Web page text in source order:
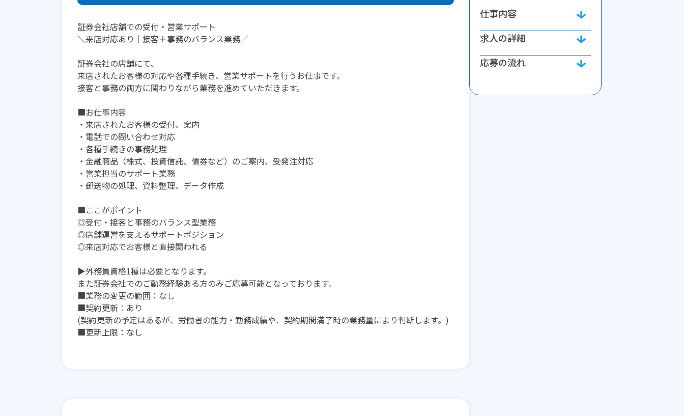
証券会社店舗での受付・営業サポート
＼来店対応あり｜接客＋事務のバランス業務／
証券会社の店舗にて、
来店されたお客様の対応や各種手続き、営業サポートを行うお仕事です。
接客と事務の両方に関わりながら業務を進めていただきます。
■お仕事内容
・来店されたお客様の受付、案内
・電話での問い合わせ対応
・各種手続きの事務処理
・金融商品（株式、投資信託、債券など）のご案内、受発注対応
・営業担当のサポート業務
・郵送物の処理、資料整理、データ作成
■ここがポイント
◎受付・接客と事務のバランス型業務
◎店舗運営を支えるサポートポジション
◎来店対応でお客様と直接関われる
▶外務員資格1種は必要となります。
また証券会社でのご勤務経験ある方のみご応募可能となっております。
■業務の変更の範囲：なし
■契約更新：あり
(契約更新の予定はあるが、労働者の能力・勤務成績や、契約期間満了時の業務量により判断します。)
■更新上限：なし
仕事内容
求人の詳細
応募の流れ